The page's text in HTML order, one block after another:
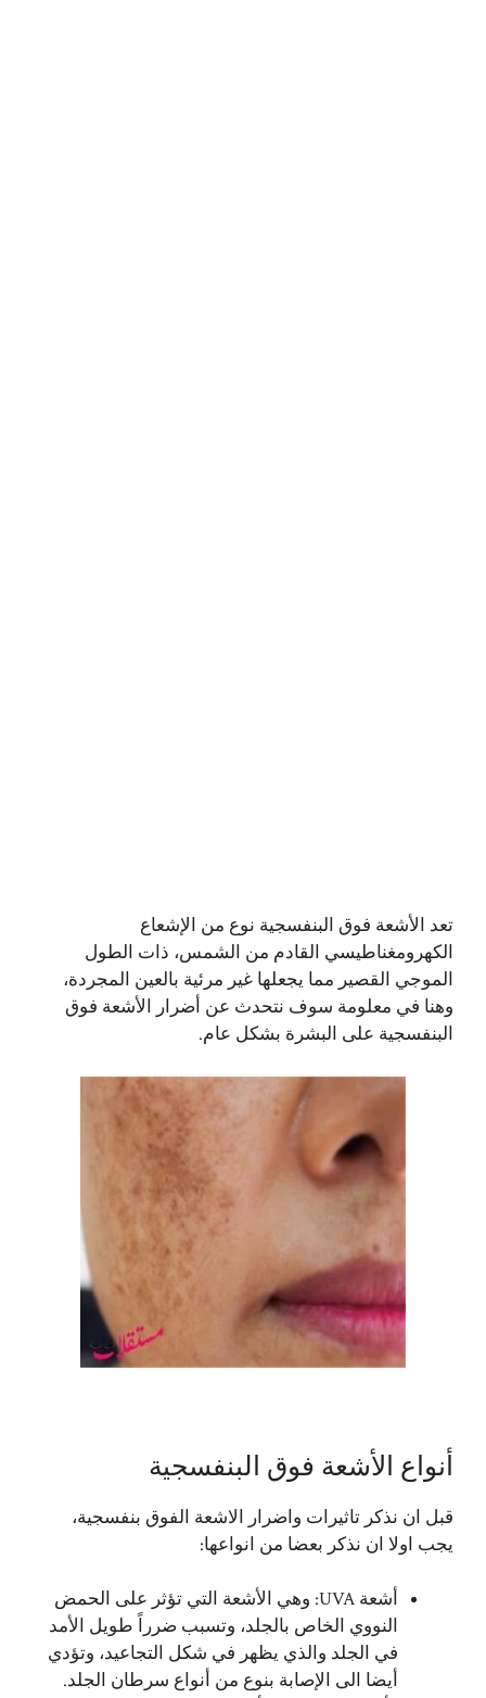
تعد الأشعة فوق البنفسجية نوع من الإشعاع
الكهرومغناطيسي القادم من الشمس، ذات الطول
الموجي القصير مما يجعلها غير مرئية بالعين المجردة،
وهنا في معلومة سوف نتحدث عن أضرار الأشعة فوق
البنفسجية على البشرة بشكل عام.
أنواع الأشعة فوق البنفسجية
قبل ان نذكر تاثيرات واضرار الاشعة الفوق بنفسجية،
يجب اولا ان نذكر بعضا من انواعها:
أشعة UVA: وهي الأشعة التي تؤثر على الحمض
النووي الخاص بالجلد، وتسبب ضرراً طويل الأمد
في الجلد والذي يظهر في شكل التجاعيد، وتؤدي
أيضا الى الإصابة بنوع من أنواع سرطان الجلد.